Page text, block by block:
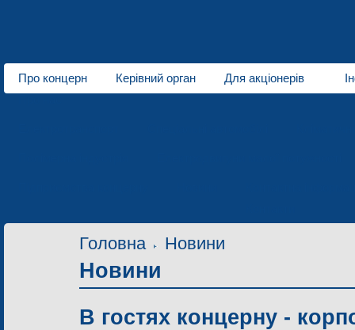
Про концерн Керівний орган Для акціонерів
Головна Новини
Новини
В гостях концерну -